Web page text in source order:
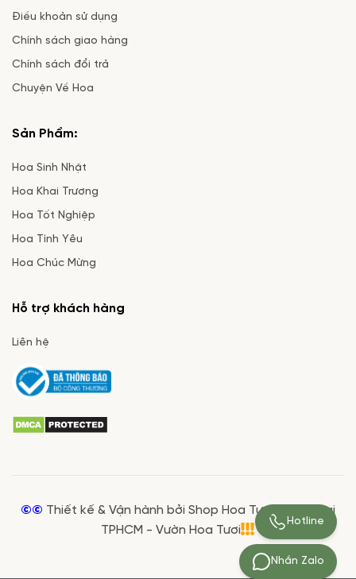
Điều khoản sử dụng
Chính sách giao hàng
Chính sách đổi trả
Chuyện Về Hoa
Sản Phẩm:
Hoa Sinh Nhật
Hoa Khai Trương
Hoa Tốt Nghiệp
Hoa Tình Yêu
Hoa Chúc Mừng
Hỗ trợ khách hàng
Liên hệ
©© Thiết kế & Vận hành bởi Shop Hoa Tươi Giá Rẻ tại
TPHCM - Vườn Hoa Tươi
Nhắn Zalo
Hotline